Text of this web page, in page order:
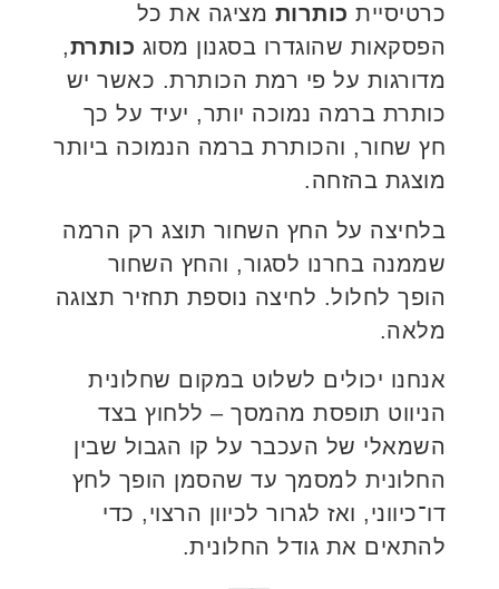
כרטיסיית כותרות מציגה את כל
הפסקאות שהוגדרו בסגנון מסוג כותרת,
מדורגות על פי רמת הכותרת. כאשר יש
כותרת ברמה נמוכה יותר, יעיד על כך
חץ שחור, והכותרת ברמה הנמוכה ביותר
מוצגת בהזחה.
בלחיצה על החץ השחור תוצג רק הרמה
שממנה בחרנו לסגור, והחץ השחור
הופך לחלול. לחיצה נוספת תחזיר תצוגה
מלאה.
אנחנו יכולים לשלוט במקום שחלונית
הניווט תופסת מהמסך – ללחוץ בצד
השמאלי של העכבר על קו הגבול שבין
החלונית למסמך עד שהסמן הופך לחץ
דו־כיווני, ואז לגרור לכיוון הרצוי, כדי
להתאים את גודל החלונית.